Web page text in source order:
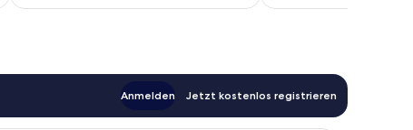
Bewertungen
Anmelden Jetzt kostenlos registrieren